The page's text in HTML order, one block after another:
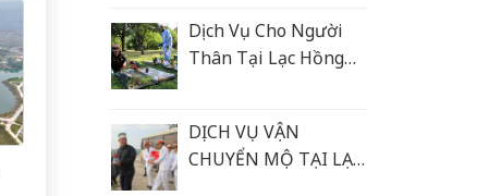
Dịch Vụ Cho Người
Thân Tại Lạc Hồng
DỊCH VỤ VẬN
CHUYỂN MỘ TẠI LẠC